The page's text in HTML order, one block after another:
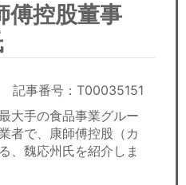
控股董事
記事番号：T00035151
大手の食品事業グルー
者で、康師傅控股（カ
、魏応州氏を紹介しま